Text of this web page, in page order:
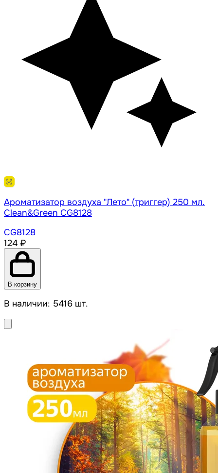
Ароматизатор воздуха "Лето" (триггер) 250 мл.
Clean&Green CG8128
CG8128
124 ₽
В корзину
В наличии: 5416 шт.